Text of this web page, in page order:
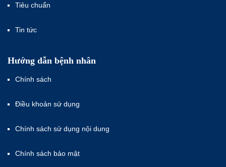
Tiêu chuẩn
Tin tức
Hướng dẫn bệnh nhân
Chính sách
Điều khoản sử dụng
Chính sách sử dụng nội dung
Chính sách bảo mật